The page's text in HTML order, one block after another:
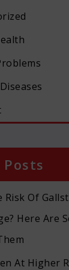
Risk Of
Here Are
At Higher